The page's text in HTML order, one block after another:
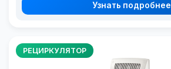
Узнать подробнее
РЕЦИРКУЛЯТОР